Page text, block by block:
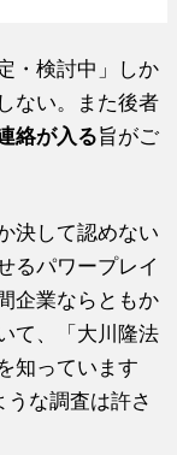
・検討中」しか
ない。また後者
絡が入る旨がご
決して認めない
るパワープレイ
企業ならともか
て、「大川隆法
知っています
な調査は許さ